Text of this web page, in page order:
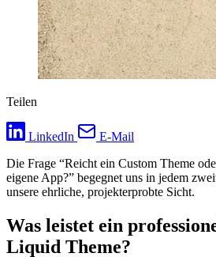
Teilen
LinkedIn
E-Mail
Die Frage “Reicht ein Custom Theme
eigene App?” begegnet uns in jedem
unsere ehrliche, projekterprobte Sicht.
Was leistet ein
Liquid Theme?